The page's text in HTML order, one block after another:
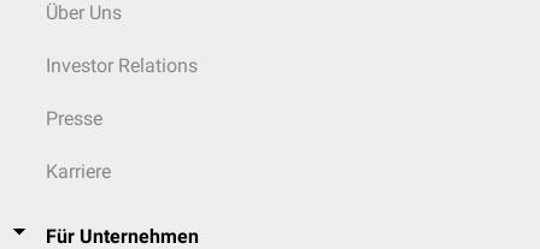
Über Uns
Investor Relations
Presse
Karriere
Für Unternehmen